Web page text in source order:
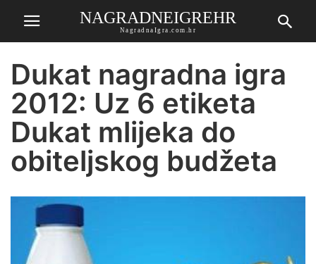
NAGRADNEIGREHR
NagradnaIgra.com.hr
Dukat nagradna igra
2012: Uz 6 etiketa
Dukat mlijeka do
obiteljskog budžeta